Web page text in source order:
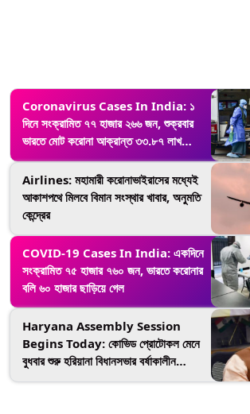
Coronavirus Cases In India: ১
দিনে সংক্রামিত ৭৭ হাজার ২৬৬ জন, শুক্রবার
ভারতে মোট করোনা আক্রান্ত ৩৩.৮৭ লাখ
ছাড়িয়ে গেল
Airlines: মহামারী করোনাভাইরাসের মধ্যেই
আকাশপথে মিলবে বিমান সংস্থার খাবার, অনুমতি
কেন্দ্রের
COVID-19 Cases In India: একদিনে
সংক্রামিত ৭৫ হাজার ৭৬০ জন, ভারতে করোনার
বলি ৬০ হাজার ছাড়িয়ে গেল
Haryana Assembly Session
Begins Today: কোভিড প্রোটোকল মেনে
বুধবার শুরু হরিয়ানা বিধানসভার বর্ষাকালীন